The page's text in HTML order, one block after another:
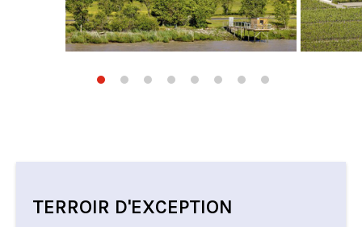
TERROIR D'EXCEPTION